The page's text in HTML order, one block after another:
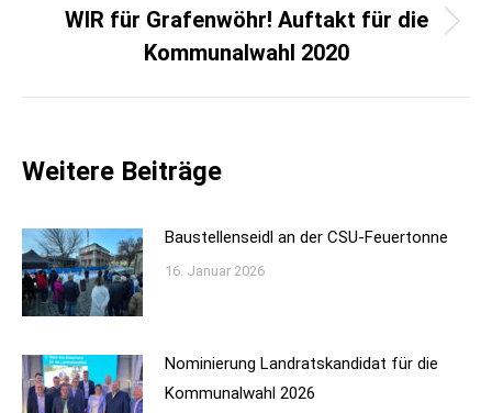
Beitrag:
WIR für Grafenwöhr! Auftakt für die
Kommunalwahl 2020
Weitere Beiträge
Baustellenseidl an der CSU-Feuertonne
16. Januar 2026
Nominierung Landratskandidat für die
Kommunalwahl 2026